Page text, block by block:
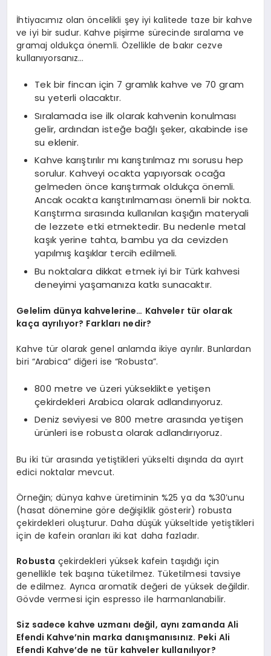
İhtiyacımız olan öncelikli şey iyi kalitede taze bir kahve
ve iyi bir sudur. Kahve pişirme sürecinde sıralama ve
gramaj oldukça önemli. Özellikle de bakır cezve
kullanıyorsanız…
Tek bir fincan için 7 gramlık kahve ve 70 gram
su yeterli olacaktır.
Sıralamada ise ilk olarak kahvenin konulması
gelir, ardından isteğe bağlı şeker, akabinde ise
su eklenir.
Kahve karıştırılır mı karıştırılmaz mı sorusu hep
sorulur. Kahveyi ocakta yapıyorsak ocağa
gelmeden önce karıştırmak oldukça önemli.
Ancak ocakta karıştırılmaması önemli bir nokta.
Karıştırma sırasında kullanılan kaşığın materyali
de lezzete etki etmektedir. Bu nedenle metal
kaşık yerine tahta, bambu ya da cevizden
yapılmış kaşıklar tercih edilmeli.
Bu noktalara dikkat etmek iyi bir Türk kahvesi
deneyimi yaşamanıza katkı sunacaktır.
Gelelim dünya kahvelerine… Kahveler tür olarak
kaça ayrılıyor? Farkları nedir?
Kahve tür olarak genel anlamda ikiye ayrılır. Bunlardan
biri “Arabica” diğeri ise “Robusta”.
800 metre ve üzeri yükseklikte yetişen
çekirdekleri Arabica olarak adlandırıyoruz.
Deniz seviyesi ve 800 metre arasında yetişen
ürünleri ise robusta olarak adlandırıyoruz.
Bu iki tür arasında yetiştikleri yükselti dışında da ayırt
edici noktalar mevcut.
Örneğin; dünya kahve üretiminin %25 ya da %30’unu
(hasat dönemine göre değişiklik gösterir) robusta
çekirdekleri oluşturur. Daha düşük yükseltide yetiştikleri
için de kafein oranları iki kat daha fazladır.
Robusta çekirdekleri yüksek kafein taşıdığı için
genellikle tek başına tüketilmez. Tüketilmesi tavsiye
de edilmez. Ayrıca aromatik değeri de yüksek değildir.
Gövde vermesi için espresso ile harmanlanabilir.
Siz sadece kahve uzmanı değil, aynı zamanda Ali
Efendi Kahve’nin marka danışmanısınız. Peki Ali
Efendi Kahve’de ne tür kahveler kullanılıyor?